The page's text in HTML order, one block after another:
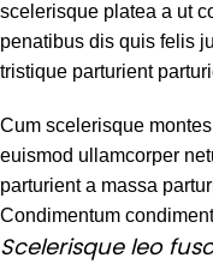
scelerisque platea a ut
penatibus dis quis felis
tristique parturient
Cum scelerisque
euismod ullamcorper
parturient a massa
Condimentum
Scelerisque leo